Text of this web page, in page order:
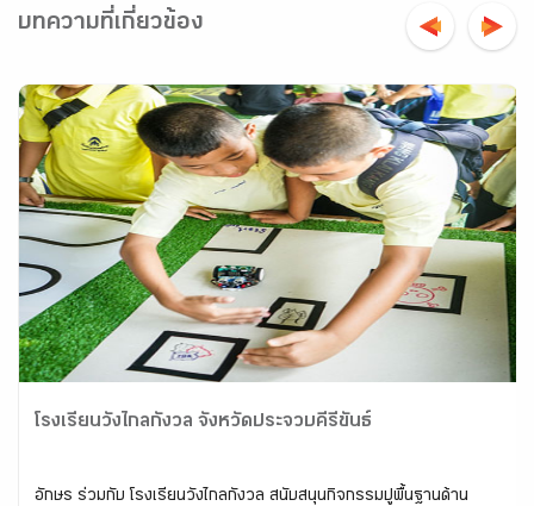
บทความที่เกี่ยวข้อง
โรงเรียนวังไกลกังวล จังหวัดประจวบคีรีขันธ์
อักษร ร่วมกับ โรงเรียนวังไกลกังวล สนับสนุนกิจกรรมปูพื้นฐานด้าน